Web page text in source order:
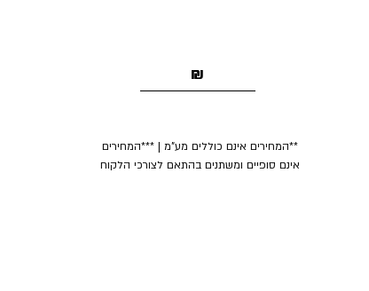
₪
**המחירים אינם כוללים מע"מ | ***המחירים
אינם סופיים ומשתנים בהתאם לצורכי הלקוח